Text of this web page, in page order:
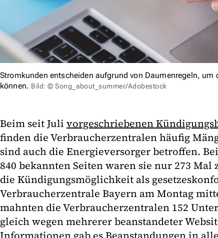
Stromkunden entscheiden aufgrund von Daumenregeln,
können. Bild: © Song_about_summer/Adobestock
Beim seit Juli vorgeschriebenen
finden die Verbraucherzentralen häufig
sind auch die Energieversorger betroffen.
840 bekannten Seiten waren sie nur 273
die Kündigungsmöglichkeit als
Verbraucherzentrale Bayern am Montag
mahnten die Verbraucherzentralen 152
gleich wegen mehrerer beanstandeter